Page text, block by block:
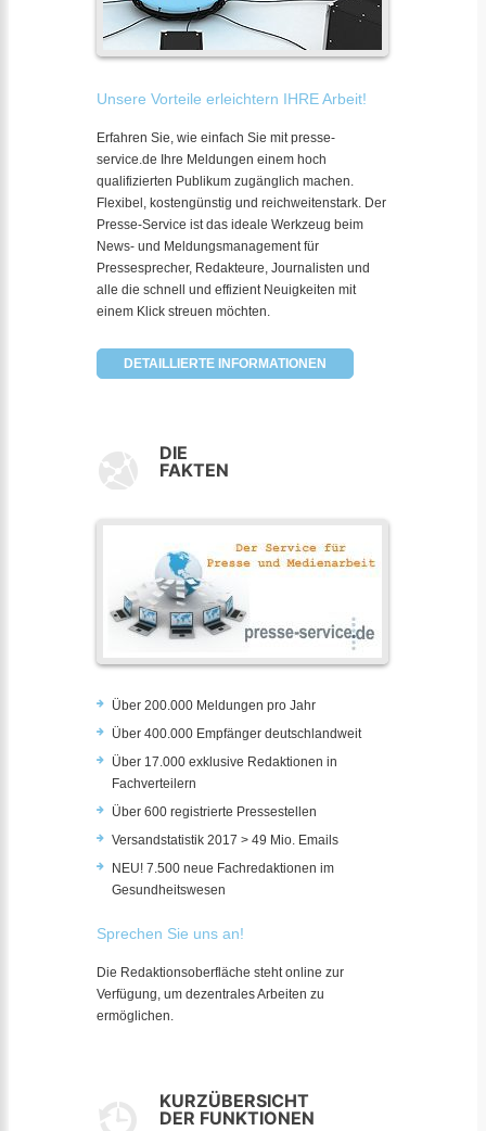
Unsere Vorteile erleichtern IHRE Arbeit!
Erfahren Sie, wie einfach Sie mit presse-
service.de Ihre Meldungen einem hoch
qualifizierten Publikum zugänglich machen.
Flexibel, kostengünstig und reichweitenstark. Der
Presse-Service ist das ideale Werkzeug beim
News- und Meldungsmanagement für
Pressesprecher, Redakteure, Journalisten und
alle die schnell und effizient Neuigkeiten mit
einem Klick streuen möchten.
DETAILLIERTE INFORMATIONEN
DIE
FAKTEN
Über 200.000 Meldungen pro Jahr
Über 400.000 Empfänger deutschlandweit
Über 17.000 exklusive Redaktionen in
Fachverteilern
Über 600 registrierte Pressestellen
Versandstatistik 2017 > 49 Mio. Emails
NEU! 7.500 neue Fachredaktionen im
Gesundheitswesen
Sprechen Sie uns an!
Die Redaktionsoberfläche steht online zur
Verfügung, um dezentrales Arbeiten zu
ermöglichen.
KURZÜBERSICHT
DER FUNKTIONEN